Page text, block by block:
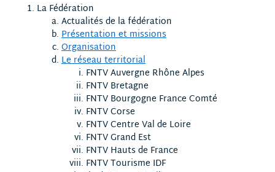
La Fédération
Actualités de la fédération
Présentation et missions
Organisation
Le réseau territorial
FNTV Auvergne Rhône Alpes
FNTV Bretagne
FNTV Bourgogne France Comté
FNTV Corse
FNTV Centre Val de Loire
FNTV Grand Est
FNTV Hauts de France
FNTV Tourisme IDF